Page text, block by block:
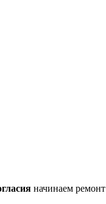
начинаем ремонт